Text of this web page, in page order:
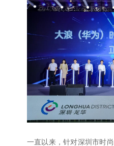
一直以来，针对深圳市时